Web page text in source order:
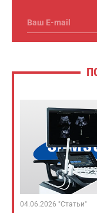
Ваш E-mail
04.06.2026 "Статьи"